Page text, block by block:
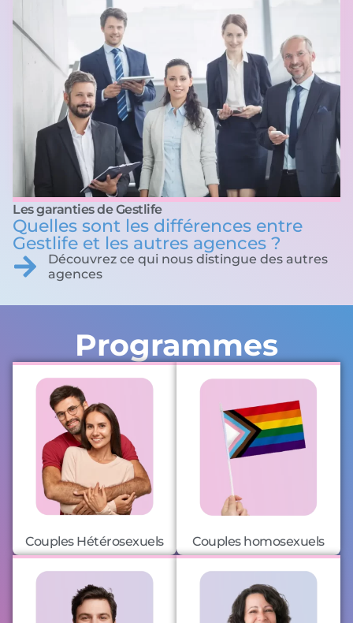
Les garanties de Gestlife
Quelles sont les différences entre
Gestlife et les autres agences ?
Découvrez ce qui nous distingue des autres
agences
Programmes
Couples Hétérosexuels Couples homosexuels